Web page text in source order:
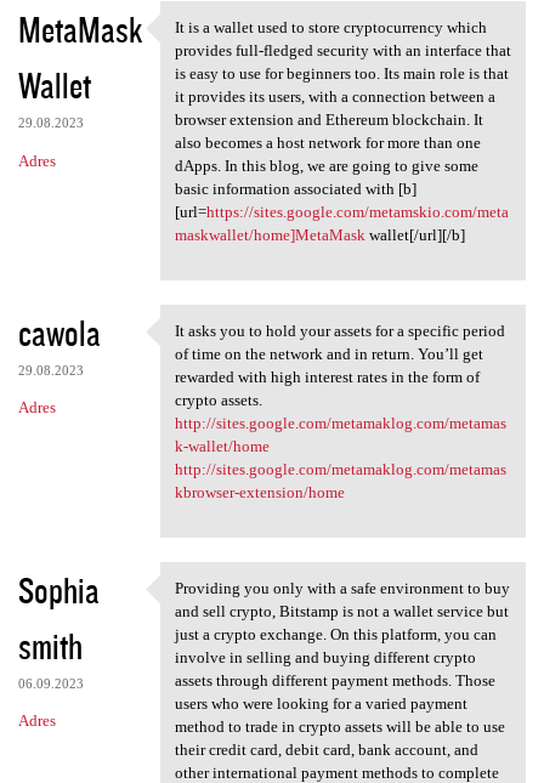
MetaMask
Wallet
29.08.2023
Adres
It is a wallet used to store
It is a wallet used to store cryptocurrency which
provides full-fledged security with an interface that
is easy to use for beginners too. Its main role is that
it provides its users, with a connection between a
browser extension and Ethereum blockchain. It
also becomes a host network for more than one
dApps. In this blog, we are going to give some
basic information associated with [b]
[url=https://sites.google.com/metamskio.com/meta
maskwallet/home]MetaMaskwallet[/url][/b]
cawola
29.08.2023
Adres
It asks you to hold your
It asks you to hold your assets for a specific period
of time on the network and in return. You’ll get
rewarded with high interest rates in the form of
crypto assets.
http://sites.google.com/metamaklog.com/metamas
k-wallet/home
http://sites.google.com/metamaklog.com/metamas
kbrowser-extension/home
Sophia
smith
06.09.2023
Adres
Providing you only with a
Providing you only with a safe environment to buy
and sell crypto, Bitstamp is not a wallet service but
just a crypto exchange. On this platform, you can
involve in selling and buying different crypto
assets through different payment methods. Those
users who were looking for a varied payment
method to trade in crypto assets will be able to use
their credit card, debit card, bank account, and
other international payment methods to complete